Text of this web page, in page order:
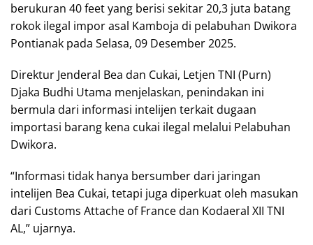
berukuran 40 feet yang berisi sekitar 20,3 juta batang
rokok ilegal impor asal Kamboja di pelabuhan Dwikora
Pontianak pada Selasa, 09 Desember 2025.
Direktur Jenderal Bea dan Cukai, Letjen TNI (Purn)
Djaka Budhi Utama menjelaskan, penindakan ini
bermula dari informasi intelijen terkait dugaan
importasi barang kena cukai ilegal melalui Pelabuhan
Dwikora.
“Informasi tidak hanya bersumber dari jaringan
intelijen Bea Cukai, tetapi juga diperkuat oleh masukan
dari Customs Attache of France dan Kodaeral XII TNI
AL,” ujarnya.